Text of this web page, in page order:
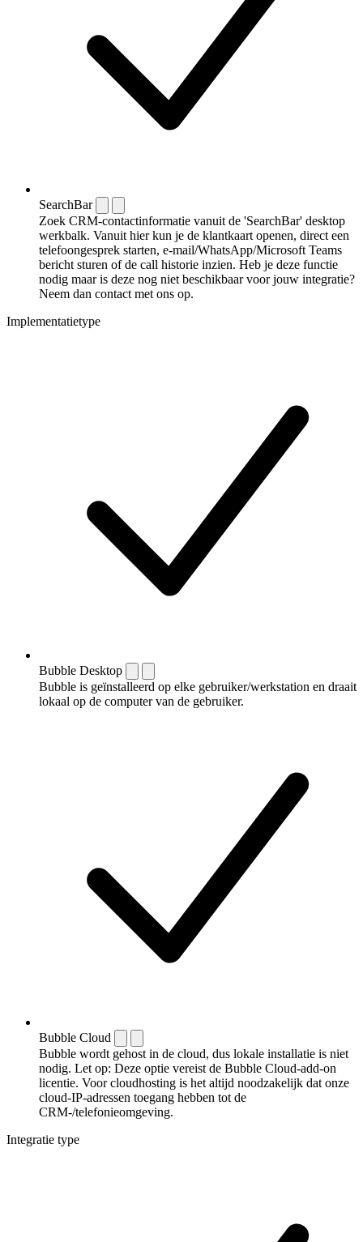
SearchBar
Zoek CRM-contactinformatie vanuit de 'SearchBar' desktop
werkbalk. Vanuit hier kun je de klantkaart openen, direct een
telefoongesprek starten, e-mail/WhatsApp/Microsoft Teams
bericht sturen of de call historie inzien. Heb je deze functie
nodig maar is deze nog niet beschikbaar voor jouw integratie?
Neem dan contact met ons op.
Implementatietype
Bubble Desktop
Bubble is geïnstalleerd op elke gebruiker/werkstation en draait
lokaal op de computer van de gebruiker.
Bubble Cloud
Bubble wordt gehost in de cloud, dus lokale installatie is niet
nodig. Let op: Deze optie vereist de Bubble Cloud-add-on
licentie. Voor cloudhosting is het altijd noodzakelijk dat onze
cloud-IP-adressen toegang hebben tot de
CRM-/telefonieomgeving.
Integratie type